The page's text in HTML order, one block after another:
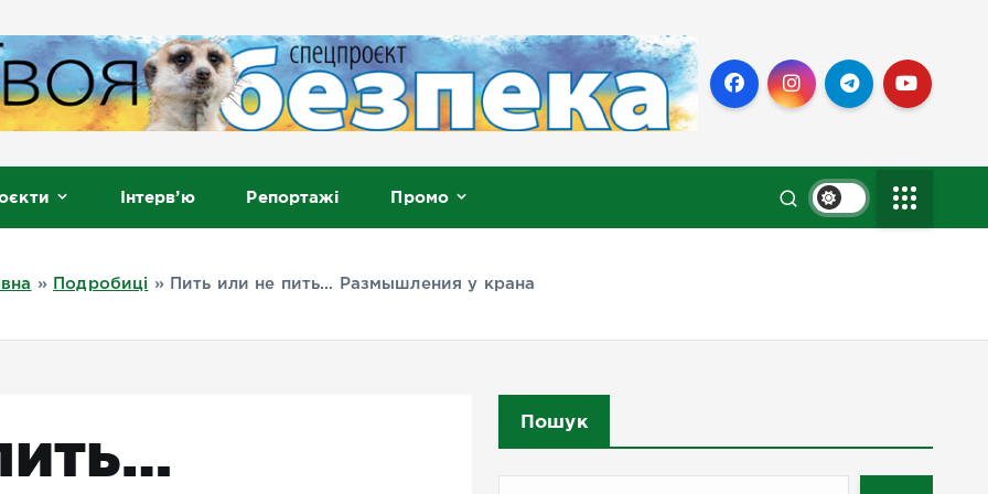
Інтерв’ю Репортажі Промо
» Подробиці » Пить или не пить… Размышления у крана
Пошук